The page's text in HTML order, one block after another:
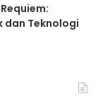
dan Teknologi